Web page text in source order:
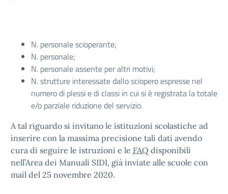
N. personale scioperante;
N. personale;
N. personale assente per altri motivi;
N. strutture interessate dallo sciopero espresse nel
numero di plessi e di classi in cui si è registrata la totale
e/o parziale riduzione del servizio.
A tal riguardo si invitano le istituzioni scolastiche ad
inserire con la massima precisione tali dati avendo
cura di seguire le istruzioni e le FAQ disponibili
nell’Area dei Manuali SIDI, già inviate alle scuole con
mail del 25 novembre 2020.